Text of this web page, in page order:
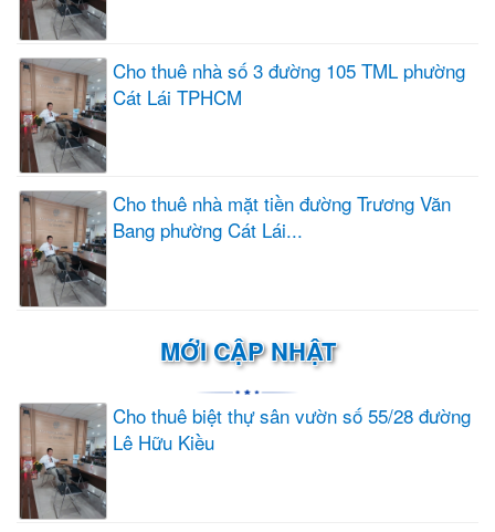
Cho thuê nhà số 3 đường 105 TML phường
Cát Lái TPHCM
Cho thuê nhà mặt tiền đường Trương Văn
Bang phường Cát Lái...
MỚI CẬP NHẬT
Cho thuê biệt thự sân vườn số 55/28 đường
Lê Hữu Kiều